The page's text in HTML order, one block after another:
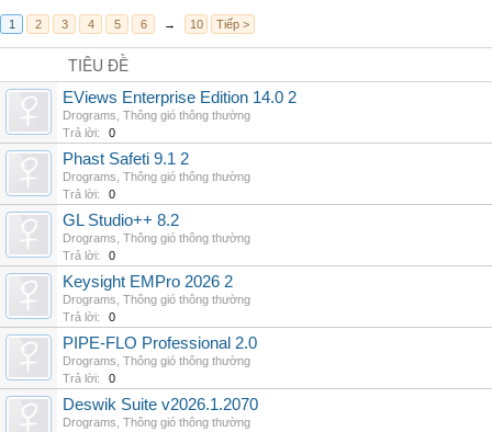
1 2 3 4 5 6 → 10 Tiếp >
TIÊU ĐỀ
EViews Enterprise Edition 14.0 2
Drograms Thông gió thông thường
Trả lời:
0
Phast Safeti 9.1 2
Drograms Thông gió thông thường
Trả lời:
0
GL Studio++ 8.2
Drograms Thông gió thông thường
Trả lời:
0
Keysight EMPro 2026 2
Drograms Thông gió thông thường
Trả lời:
0
PIPE-FLO Professional 2.0
Drograms Thông gió thông thường
Trả lời:
0
Deswik Suite v2026.1.2070
Drograms Thông gió thông thường